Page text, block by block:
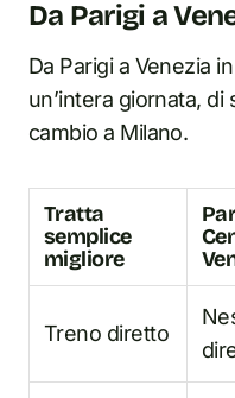
Da Parigi a
Da Parigi a Venezia
un’intera giornata,
cambio a Milano.
Tratta
semplice
migliore
Treno diretto